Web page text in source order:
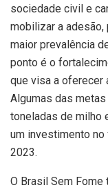
sociedade civil e
mobilizar a
maior prevalência
ponto é o
que visa a oferecer
Algumas das
toneladas de milho
um investimento
2023.
O Brasil Sem Fome